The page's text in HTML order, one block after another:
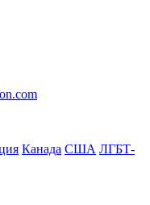
Канада США ЛГБТ-